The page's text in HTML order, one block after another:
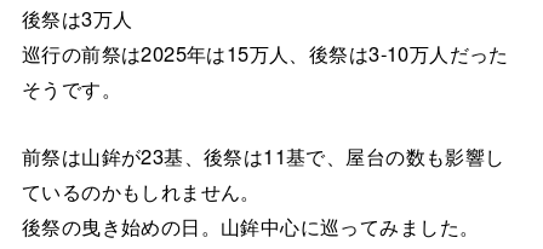
後祭は3万人
巡行の前祭は2025年は15万人、後祭は3-10万人だった
そうです。
前祭は山鉾が23基、後祭は11基で、屋台の数も影響し
ているのかもしれません。
後祭の曳き始めの日。山鉾中心に巡ってみました。